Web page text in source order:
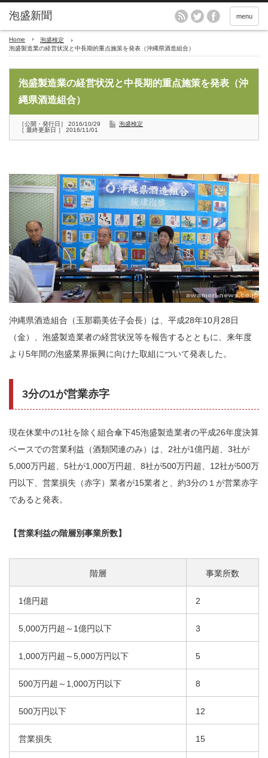
menu
Home
泡盛検定
泡盛製造業の経営状況と中長期的重点施策を発表（沖縄県酒造組合）
泡盛製造業の経営状況と中長期的重点施策を発表（沖
縄県酒造組合）
［公開・発行日］ 2016/10/29
［ 最終更新日 ］ 2016/11/01
泡盛検定
沖縄県酒造組合（玉那覇美佐子会長）は、平成28年10月28日
（金）、泡盛製造業者の経営状況等を報告するとともに、来年度
より5年間の泡盛業界振興に向けた取組について発表した。
3分の1が営業赤字
現在休業中の1社を除く組合傘下45泡盛製造業者の平成26年度決算
ベースでの営業利益（酒類関連のみ）は、2社が1億円超、3社が
5,000万円超、5社が1,000万円超、8社が500万円超、12社が500万
円以下、営業損失（赤字）業者が15業者と、約3分の１が営業赤字
であると発表。
【営業利益の階層別事業所数】
階層 事業所数
1億円超 2
5,000万円超～1億円以下 3
1,000万円超～5,000万円以下 5
500万円超～1,000万円以下 8
500万円以下 12
営業損失 15